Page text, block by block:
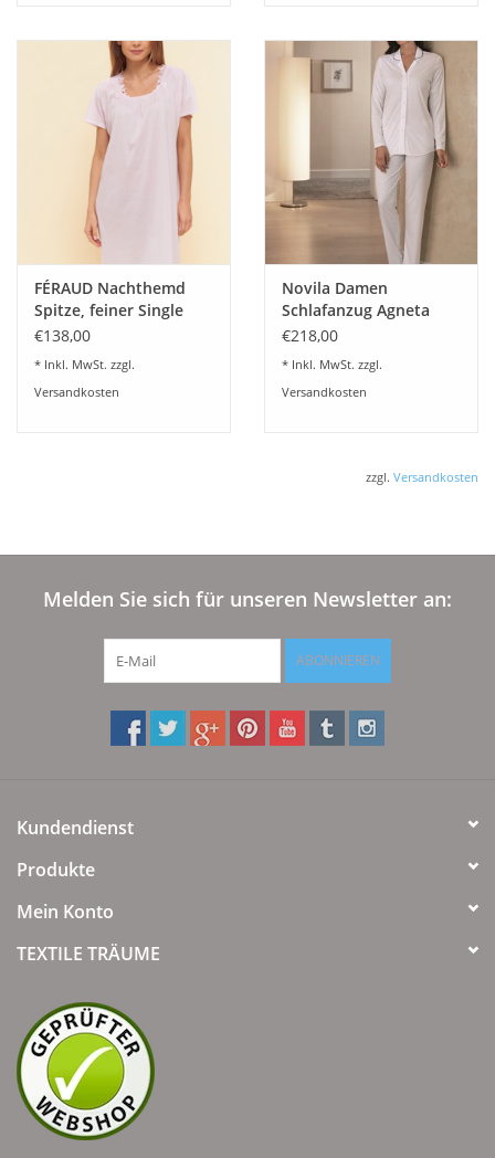
FÉRAUD Nachthemd
Spitze, feiner Single
Jersey 100% Baumwolle
€138,00
* Inkl. MwSt. zzgl.
Versandkosten
Novila Damen
Schlafanzug Agneta
8707 Modal mit Seide
€218,00
* Inkl. MwSt. zzgl.
Versandkosten
zzgl. Versandkosten
Melden Sie sich für unseren Newsletter an:
ABONNIEREN
Kundendienst
Produkte
Mein Konto
TEXTILE TRÄUME